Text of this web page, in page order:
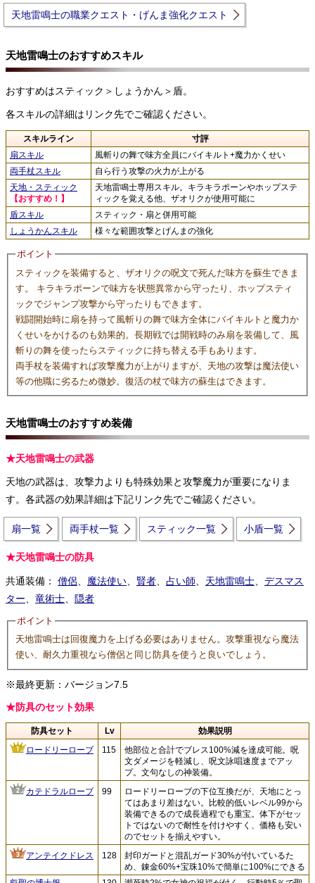
天地雷鳴士の職業クエスト・げんま強化クエスト
天地雷鳴士のおすすめスキル
おすすめはスティック＞しょうかん＞盾。
各スキルの詳細はリンク先でご確認ください。
スキルライン
寸評
扇スキル
風斬りの舞で味方全員にバイキルト+魔力かくせい
両手杖スキル
自ら行う攻撃の火力が上がる
天地・スティック
【おすすめ！】
天地雷鳴士専用スキル。キラキラポーンやホップステ
ィックを覚える他、ザオリクが使用可能に
盾スキル
スティック・扇と併用可能
しょうかんスキル
様々な範囲攻撃とげんまの強化
ポイント
スティックを装備すると、ザオリクの呪文で死んだ味方を蘇生できま
す。 キラキラポーンで味方を状態異常から守ったり、ホップスティ
ックでジャンプ攻撃から守ったりもできます。
戦闘開始時に扇を持って風斬りの舞で味方全体にバイキルトと魔力か
くせいをかけるのも効果的。長期戦では開戦時のみ扇を装備して、風
斬りの舞を使ったらスティックに持ち替える手もあります。
両手杖を装備すれば攻撃魔力が上がりますが、天地の攻撃は魔法使い
等の他職に劣るため微妙。復活の杖で味方の蘇生はできます。
天地雷鳴士のおすすめ装備
★天地雷鳴士の武器
天地の武器は、攻撃力よりも特殊効果と攻撃魔力が重要になりま
す。各武器の効果詳細は下記リンク先でご確認ください。
扇一覧 両手杖一覧 スティック一覧 小盾一覧
★天地雷鳴士の防具
共通装備： 僧侶 魔法使い 賢者 占い師 天地雷鳴士
デスマス
ター
竜術士 隠者
ポイント
天地雷鳴士は回復魔力を上げる必要はありません。攻撃重視なら魔法
使い、耐久力重視なら僧侶と同じ防具を使うと良いでしょう。
※最終更新：バージョン7.5
★防具のセット効果
防具セット Lv
効果説明
ロードリーローブ
115
他部位と合計でブレス100%減を達成可能。呪
文ダメージを軽減し、呪文詠唱速度までアッ
プ。文句なしの神装備。
カテドラルローブ
99
ロードリーローブの下位互換だが、天地にとっ
てはあまり差はない。比較的低いレベル99から
装備できるので成長過程でも重宝。体下がセッ
トではないので耐性を付けやすく、価格も安い
のでセットを揃えやすい。
アンテイクドレス
128
封印ガードと混乱ガード30%が付いているた
め、錬金60%+宝珠10%で簡単に100%にできる